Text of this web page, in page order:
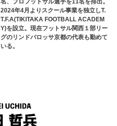
名、プロフットサル選手を11名を排出。
2024年4月よりスクール事業を独立しT.
T.F.A(TIKITAKA FOOTBALL ACADEM
Y)を設立。現在フットサル関西１部リー
グのリンドバロッサ京都の代表も勤めて
いる。